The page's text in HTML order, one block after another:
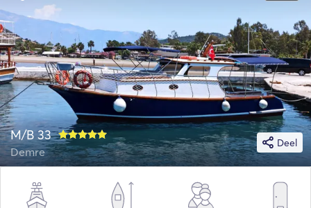
Deel
M/B 33
Demre